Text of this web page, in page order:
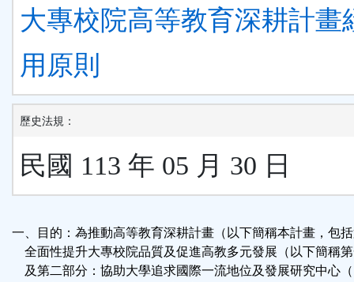
大專校院高等教育深耕計畫
用原則
歷史法規：
民國 113 年 05 月 30 日
一、目的：為推動高等教育深耕計畫（以下簡稱本計畫，包
全面性提升大專校院品質及促進高教多元發展（以下簡稱
及第二部分：協助大學追求國際一流地位及發展研究中心